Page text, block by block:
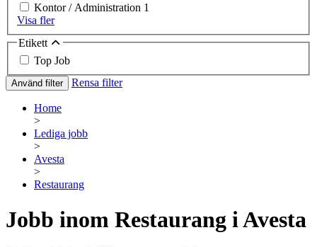
Kontor / Administration 1
Visa fler
Etikett
Top Job
Använd filter Rensa filter
Home
>
Lediga jobb
>
Avesta
>
Restaurang
Jobb inom Restaurang i Avesta